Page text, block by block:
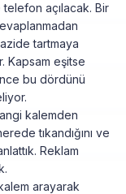
açılacak. Bir
tartmaya
Kapsam eşitse
bu dördünü
kalemden
tıkandığını ve
Reklam
arayarak